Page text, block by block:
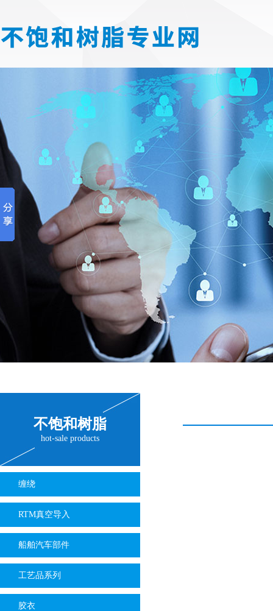
不饱和树脂
hot-sale products
缠绕
RTM真空导入
船舶汽车部件
工艺品系列
胶衣